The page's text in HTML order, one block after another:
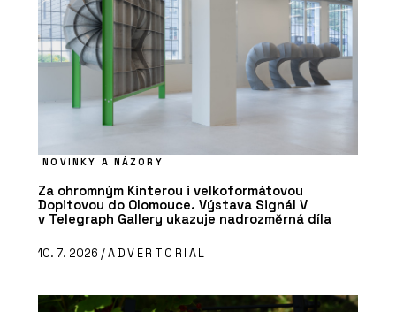
NOVINKY A NÁZORY
Za ohromným Kinterou i velkoformátovou
Dopitovou do Olomouce. Výstava Signál V
v Telegraph Gallery ukazuje nadrozměrná díla
10. 7. 2026 /ADVERTORIAL